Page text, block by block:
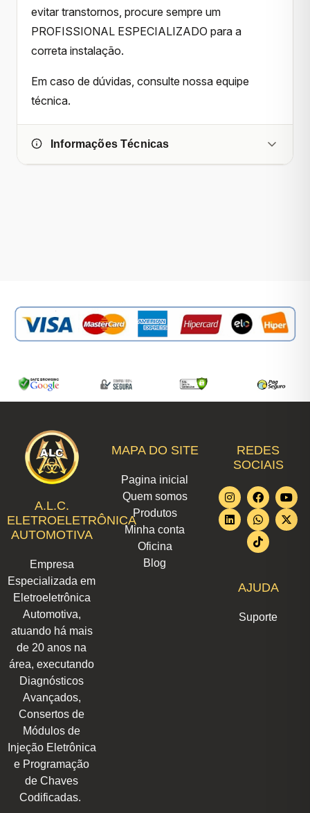
evitar transtornos, procure sempre um
PROFISSIONAL ESPECIALIZADO para a
correta instalação.
Em caso de dúvidas, consulte nossa equipe
técnica.
Informações Técnicas
A.L.C.
ELETROELETRÔNICA
AUTOMOTIVA
Empresa
Especializada em
Eletroeletrônica
Automotiva,
atuando há mais
de 20 anos na
área, executando
Diagnósticos
Avançados,
Consertos de
Módulos de
Injeção Eletrônica
e Programação
de Chaves
Codificadas.
MAPA DO SITE
Pagina inicial
Quem somos
Produtos
Minha conta
Oficina
Blog
REDES
SOCIAIS
I
n
s
t
F
a
c
e
b
o
Y
o
u
t
L
i
n
k
W
h
a
t
s
a
X
-
t
w
T
i
k
t
o
k
AJUDA
Suporte